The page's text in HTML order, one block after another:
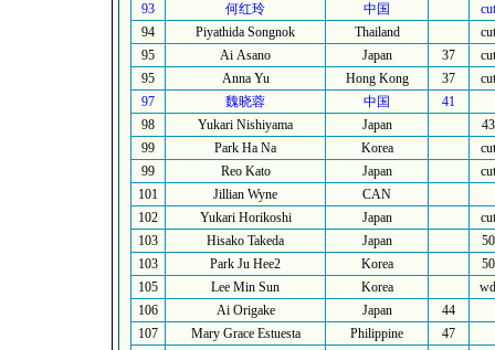
93
何红玲 中国
cut
94
Piyathida Songnok Thailand
cut
95
Ai Asano Japan 37
cut
95
Anna Yu Hong Kong 37
cut
97
魏晓蓉 中国
41
98
Yukari Nishiyama Japan
43
99
Park Ha Na Korea
cut
99
Reo Kato Japan
cut
101
Jillian Wyne
CAN
102
Yukari Horikoshi Japan
cut
103
Hisako Takeda Japan
50
103
Park Ju Hee2 Korea
50
105
Lee Min Sun Korea
wd
106
Ai Origake Japan
44
107
Mary Grace Estuesta Philippine
47